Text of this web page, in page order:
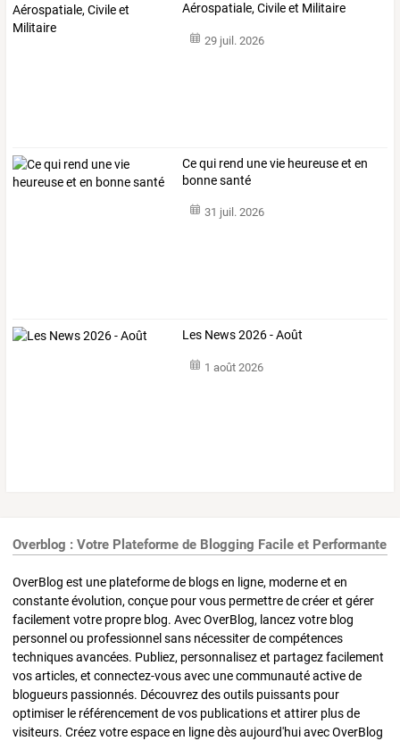
Aérospatiale, Civile et Militaire
29 juil. 2026
Ce qui rend une vie heureuse et en
bonne santé
31 juil. 2026
Les News 2026 - Août
1 août 2026
Overblog : Votre Plateforme de Blogging Facile et Performante
OverBlog est une plateforme de blogs en ligne, moderne et en
constante évolution, conçue pour vous permettre de créer et gérer
facilement votre propre blog. Avec OverBlog, lancez votre blog
personnel ou professionnel sans nécessiter de compétences
techniques avancées. Publiez, personnalisez et partagez facilement
vos articles, et connectez-vous avec une communauté active de
blogueurs passionnés. Découvrez des outils puissants pour
optimiser le référencement de vos publications et attirer plus de
visiteurs. Créez votre espace en ligne dès aujourd'hui avec OverBlog